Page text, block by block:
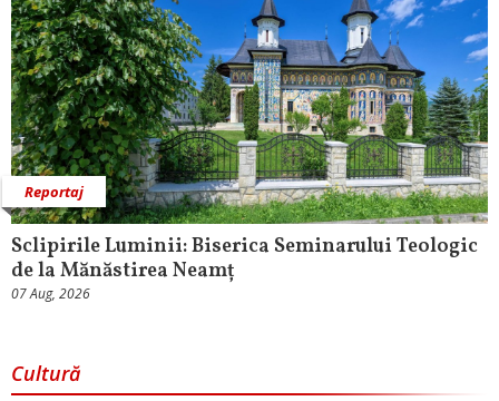
Reportaj
Sclipirile Luminii: Biserica Seminarului Teologic
de la Mănăstirea Neamț
07 Aug, 2026
Cultură